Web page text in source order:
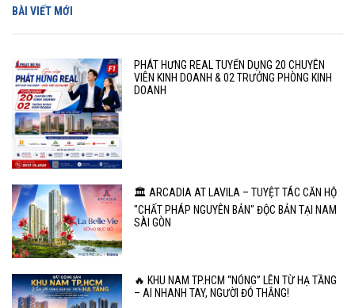
BÀI VIẾT MỚI
PHÁT HƯNG REAL TUYỂN DỤNG 20 CHUYÊN
VIÊN KINH DOANH & 02 TRƯỞNG PHÒNG KINH
DOANH
🏛️ ARCADIA AT LAVILA – TUYỆT TÁC CĂN HỘ
"CHẤT PHÁP NGUYÊN BẢN" ĐỘC BẢN TẠI NAM
SÀI GÒN
🔥 KHU NAM TP.HCM “NÓNG” LÊN TỪ HẠ TẦNG
– AI NHANH TAY, NGƯỜI ĐÓ THẮNG!